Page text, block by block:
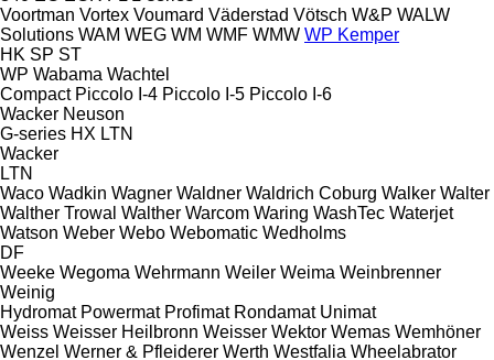
Voortman Vortex Voumard Väderstad Vötsch W&P WALW
Solutions WAM WEG WM WMF WMW WP Kemper
HK SP ST
WP Wabama Wachtel
Compact Piccolo I-4 Piccolo I-5 Piccolo I-6
Wacker Neuson
G-series HX LTN
Wacker
LTN
Waco Wadkin Wagner Waldner Waldrich Coburg Walker Walter
Walther Trowal Walther Warcom Waring WashTec Waterjet
Watson Weber Webo Webomatic Wedholms
DF
Weeke Wegoma Wehrmann Weiler Weima Weinbrenner
Weinig
Hydromat Powermat Profimat Rondamat Unimat
Weiss Weisser Heilbronn Weisser Wektor Wemas Wemhöner
Wenzel Werner & Pfleiderer Werth Westfalia Wheelabrator